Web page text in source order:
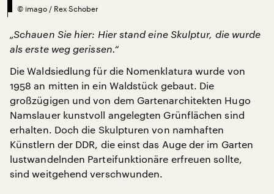
© imago / Rex Schober
„Schauen Sie hier: Hier stand eine Skulptur, die wurde
als erste weg gerissen.“
Die Waldsiedlung für die Nomenklatura wurde von
1958 an mitten in ein Waldstück gebaut. Die
großzügigen und von dem Gartenarchitekten Hugo
Namslauer kunstvoll angelegten Grünflächen sind
erhalten. Doch die Skulpturen von namhaften
Künstlern der DDR, die einst das Auge der im Garten
lustwandelnden Parteifunktionäre erfreuen sollte,
sind weitgehend verschwunden.